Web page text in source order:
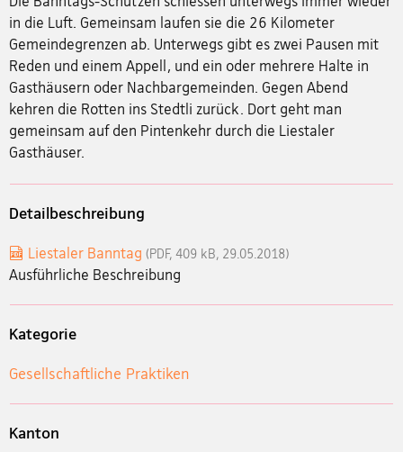
in die Luft. Gemeinsam laufen sie die 26 Kilometer
Gemeindegrenzen ab. Unterwegs gibt es zwei Pausen mit
Reden und einem Appell, und ein oder mehrere Halte in
Gasthäusern oder Nachbargemeinden. Gegen Abend
kehren die Rotten ins Stedtli zurück. Dort geht man
gemeinsam auf den Pintenkehr durch die Liestaler
Gasthäuser.
Detailbeschreibung
Liestaler Banntag (PDF, 409 kB, 29.05.2018)
Ausführliche Beschreibung
Kategorie
Gesellschaftliche Praktiken
Kanton